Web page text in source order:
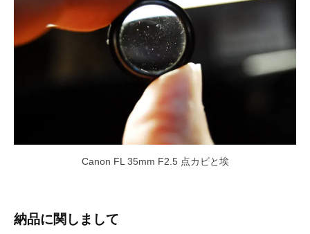
Canon FL 35mm F2.5 点カビと埃
納品に関しまして